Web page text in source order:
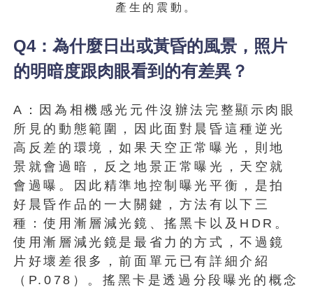
產生的震動。
Q4：為什麼日出或黃昏的風景，照片
的明暗度跟肉眼看到的有差異？
A：因為相機感光元件沒辦法完整顯示肉眼
所見的動態範圍，因此面對晨昏這種逆光
高反差的環境，如果天空正常曝光，則地
景就會過暗，反之地景正常曝光，天空就
會過曝。因此精準地控制曝光平衡，是拍
好晨昏作品的一大關鍵，方法有以下三
種：使用漸層減光鏡、搖黑卡以及HDR。
使用漸層減光鏡是最省力的方式，不過鏡
片好壞差很多，前面單元已有詳細介紹
（P.078）。搖黑卡是透過分段曝光的概念